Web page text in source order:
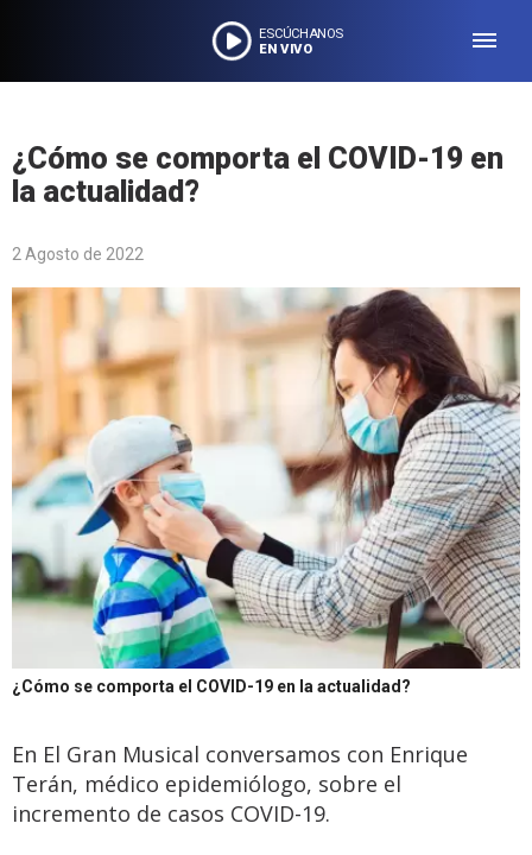
ESCÚCHANOS
EN VIVO
¿Cómo se comporta el COVID-19 en
la actualidad?
2 Agosto de 2022
¿Cómo se comporta el COVID-19 en la actualidad?
En El Gran Musical conversamos con Enrique
Terán, médico epidemiólogo, sobre el
incremento de casos COVID-19.